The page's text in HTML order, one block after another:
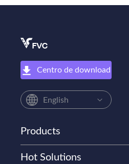
Centro de download
English
Products
Hot Solutions